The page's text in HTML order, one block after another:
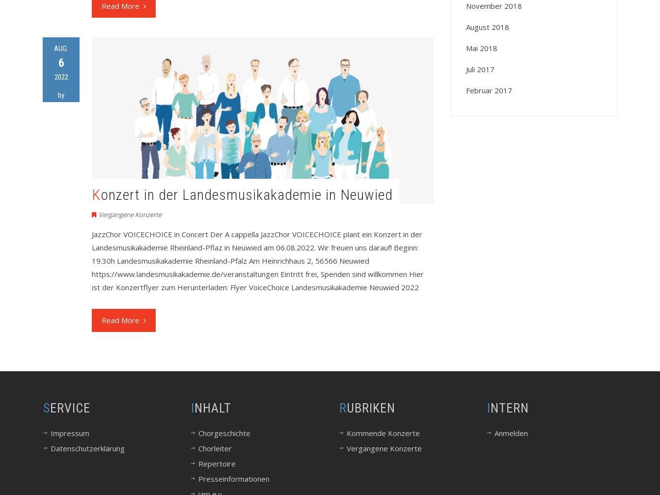
Read More
AUG.
6
2022
by
Konzert in der Landesmusikakademie in Neuwied
Vergangene Konzerte
JazzChor VOICECHOICE in Concert Der A cappella JazzChor VOICECHOICE plant ein Konzert in der
Landesmusikakademie Rheinland-Pflaz in Neuwied am 06.08.2022. Wir freuen uns darauf! Beginn:
19.30h Landesmusikakademie Rheinland-Pfalz Am Heinrichhaus 2, 56566 Neuwied
https://www.landesmusikakademie.de/veranstaltungen Eintritt frei, Spenden sind willkommen Hier
ist der Konzertflyer zum Herunterladen: Flyer VoiceChoice Landesmusikakademie Neuwied 2022
Read More
November 2018
August 2018
Mai 2018
Juli 2017
Februar 2017
SERVICE
Impressum
Datenschutzerklärung
INHALT
Chorgeschichte
Chorleiter
Repertoire
Presseinformationen
RUBRIKEN
Kommende Konzerte
Vergangene Konzerte
INTERN
Anmelden